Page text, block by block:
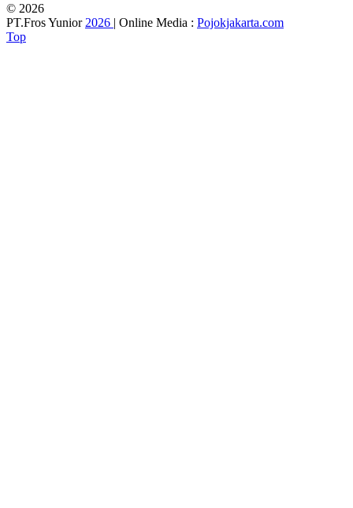
© 2026
PT.Fros Yunior 2026 | Online Media : Pojokjakarta.com
Top